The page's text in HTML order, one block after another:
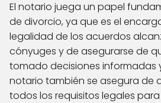
El notario juega un papel
de divorcio, ya que es el
legalidad de los acuerdos
cónyuges y de asegurarse de
tomado decisiones informadas
notario también se asegura de
todos los requisitos legales